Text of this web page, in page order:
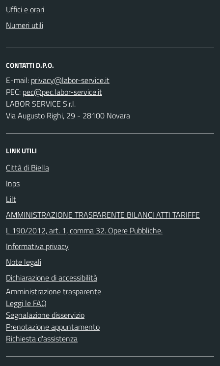
Uffici e orari
Numeri utili
CONTATTI D.P.O.
E-mail:
PEC:
LABOR SERVICE S.r.l.
Via Augusto Righi, 29 - 28100 Novara
LINK UTILI
Città di Biella
Inps
Lilt
AMMINISTRAZIONE TRASPARENTE BILANCI ATTI TARIFFE
L 190/2012, art. 1, comma 32. Opere Pubbliche.
Informativa privacy
Note legali
Dichiarazione di accessibilità
Amministrazione trasparente
Leggi le FAQ
Segnalazione disservizio
Prenotazione appuntamento
Richiesta d'assistenza